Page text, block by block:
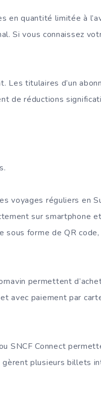
quantité limitée à
Si vous connaissez
titulaires d’un
de réductions
voyages réguliers en
sur smartphone
forme de QR
permettent
avec paiement par
SNCF Connect
plusieurs billets